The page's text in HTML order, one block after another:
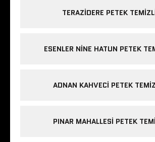
TERAZIDERE PETEK
ESENLER NINE HATUN PETEK
ADNAN KAHVECI PETEK
PINAR MAHALLESI PETEK